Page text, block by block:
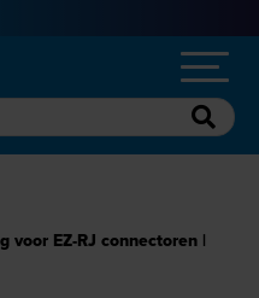
EZ-RJ connectoren |